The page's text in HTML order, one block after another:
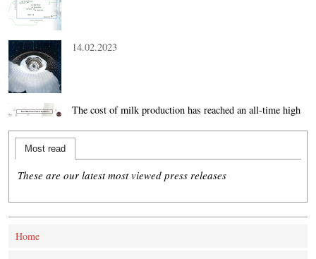
14.02.2023
The cost of milk production has reached an all-time high
other costs. Minimizing product losses to maintain pr…
Most read
These are our latest most viewed press releases
Home